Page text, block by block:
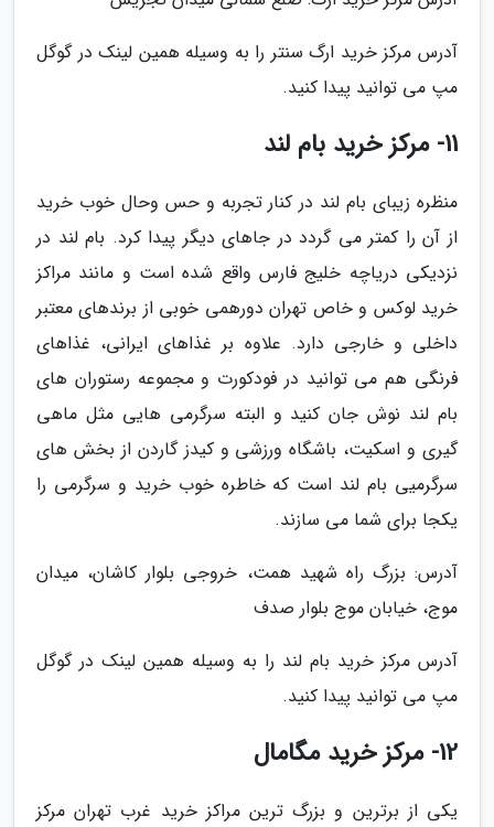
آدرس مرکز خرید ارگ سنتر را به وسیله همین لینک در گوگل
مپ می توانید پیدا کنید.
11- مرکز خرید بام لند
منظره زیبای بام لند در کنار تجربه و حس وحال خوب خرید
از آن را کمتر می گردد در جاهای دیگر پیدا کرد. بام لند در
نزدیکی دریاچه خلیج فارس واقع شده است و مانند مراکز
خرید لوکس و خاص تهران دورهمی خوبی از برندهای معتبر
داخلی و خارجی دارد. علاوه بر غذاهای ایرانی، غذاهای
فرنگی هم می توانید در فودکورت و مجموعه رستوران های
بام لند نوش جان کنید و البته سرگرمی هایی مثل ماهی
گیری و اسکیت، باشگاه ورزشی و کیدز گاردن از بخش های
سرگرمیی بام لند است که خاطره خوب خرید و سرگرمی را
یکجا برای شما می سازند.
آدرس: ﺑﺰرگ راه ﺷﻬﯿﺪ ﻫﻤﺖ، ﺧﺮوﺟﯽ ﺑﻠﻮار ﮐﺎﺷﺎن، میدان
موج، خیابان موج بلوار صدف
آدرس مرکز خرید بام لند را به وسیله همین لینک در گوگل
مپ می توانید پیدا کنید.
12- مرکز خرید مگامال
یکی از برترین و بزرگ ترین مراکز خرید غرب تهران مرکز